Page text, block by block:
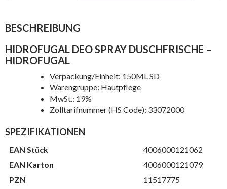
BESCHREIBUNG
HIDROFUGAL DEO SPRAY DUSCHFRISCHE –
HIDROFUGAL
Verpackung/Einheit: 150ML SD
Warengruppe: Hautpflege
MwSt.: 19%
Zolltarifnummer (HS Code): 33072000
SPEZIFIKATIONEN
EAN Stück
4006000121062
EAN Karton
4006000121079
PZN
11517775